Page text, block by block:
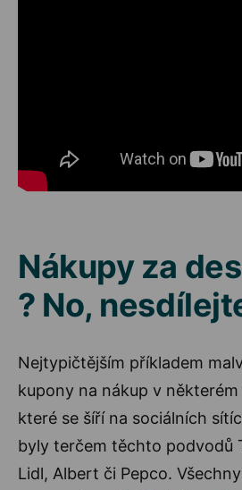
Nákupy za
? No,
Nejtypičtějším příkladem
kupony na nákup v
které se šíří na sociálních
byly terčem těchto podvodů
Lidl, Albert či Pepco.